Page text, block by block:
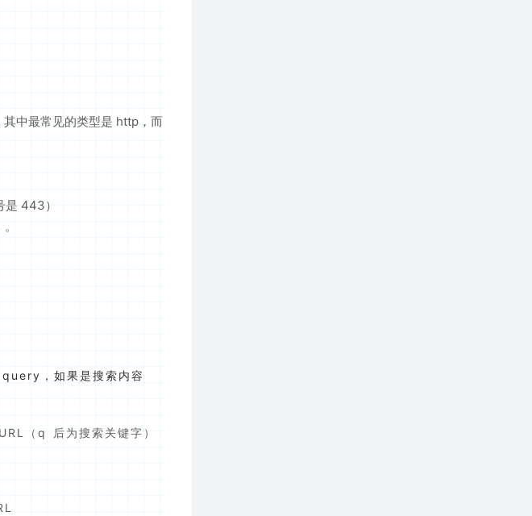
中最常见的类型是 http，而
443）
，如果是搜索内容
（q 后为搜索关键字）